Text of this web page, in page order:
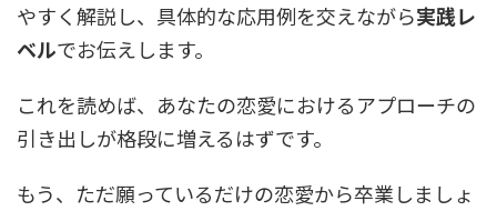
やすく解説し、具体的な応用例を交えながら実践レ
ベルでお伝えします。
これを読めば、あなたの恋愛におけるアプローチの
引き出しが格段に増えるはずです。
もう、ただ願っているだけの恋愛から卒業しましょ